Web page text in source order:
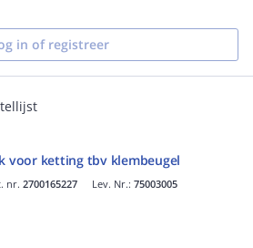
in of registreer
voor ketting tbv klembeugel
nr. 2700165227 Lev. Nr.: 75003005